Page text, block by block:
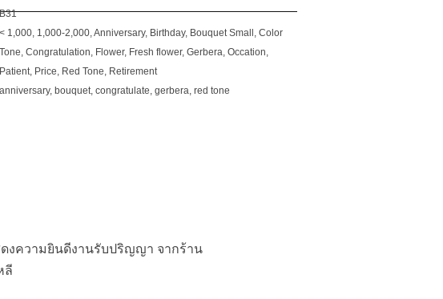
B31
< 1,000 1,000-2,000 Anniversary, Birthday, Bouquet Small Color
Tone Congratulation Flower, Fresh flower, Gerbera Occation
Patient Price Red Tone Retirement
anniversary, bouquet congratulate gerbera red tone
งความยินดีงานรับปริญญา จากร้าน
ลี